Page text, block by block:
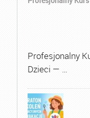
Profesjonalny
Dzieci — …